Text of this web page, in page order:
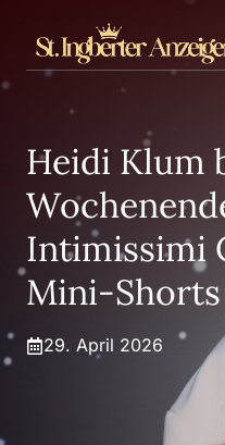
Inhalt
springen
Heidi Klum
Intimissimi
Mini-Shorts
29. April 2026